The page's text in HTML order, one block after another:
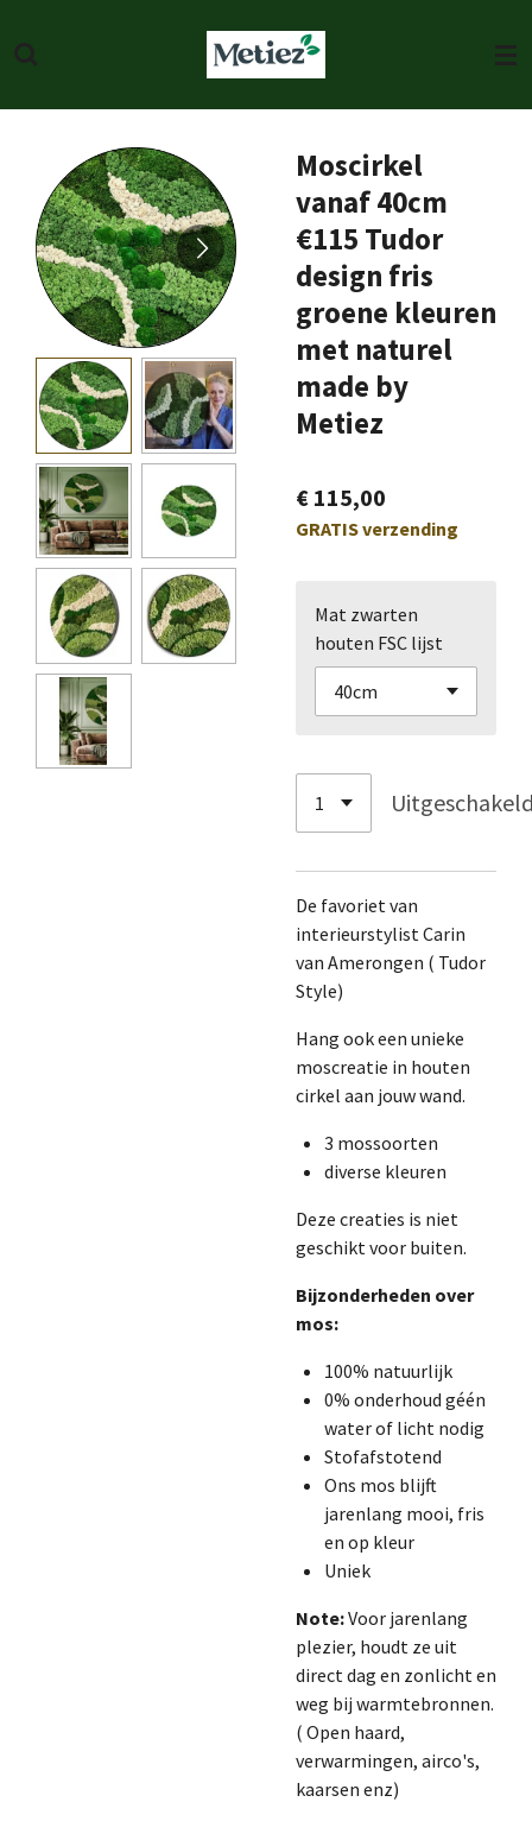
direct
de
Moscirkel
vanaf 40cm
€115 Tudor
design fris
groene kleuren
met naturel
made by
Metiez
€ 115,00
GRATIS verzending
Mat zwarten
houten FSC lijst
De favoriet van
interieurstylist Carin
van Amerongen ( Tudor
Style)
Hang ook een unieke
moscreatie in houten
cirkel aan jouw wand.
3 mossoorten
diverse kleuren
Deze creaties is niet
geschikt voor buiten.
Bijzonderheden over
mos:
100% natuurlijk
0% onderhoud géén
water of licht nodig
Stofafstotend
Ons mos blijft
jarenlang mooi, fris
en op kleur
Uniek
Note:Voor jarenlang
plezier, houdt ze uit
direct dag en zonlicht en
weg bij warmtebronnen.
( Open haard,
verwarmingen, airco's,
kaarsen enz)